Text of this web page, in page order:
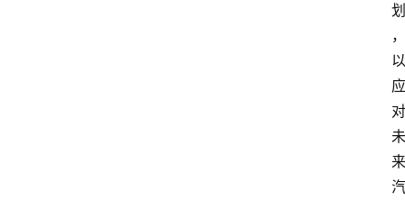
划
，
以
应
对
未
来
汽